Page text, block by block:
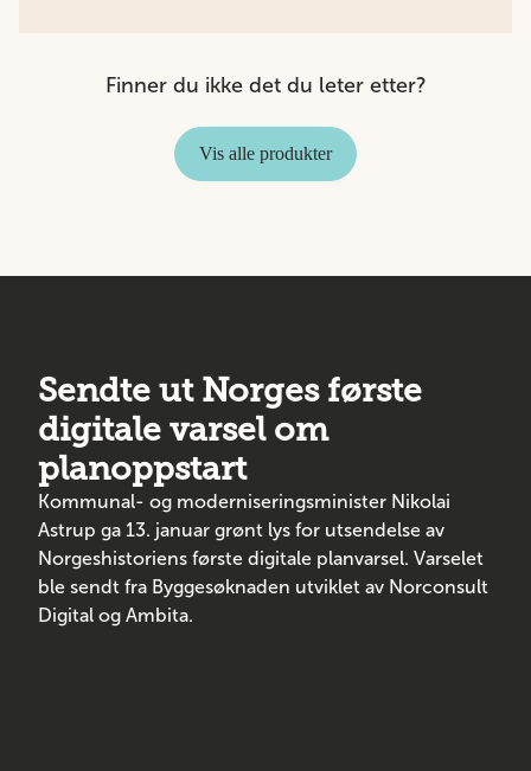
Finner du ikke det du leter etter?
Vis alle produkter
Sendte ut Norges første
digitale varsel om
planoppstart
Kommunal- og moderniseringsminister Nikolai
Astrup ga 13. januar grønt lys for utsendelse av
Norgeshistoriens første digitale planvarsel. Varselet
ble sendt fra Byggesøknaden utviklet av Norconsult
Digital og Ambita.